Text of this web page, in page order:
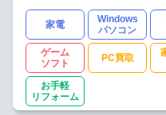
家電
Windows
パソコン
ゲーム
ソフト
PC買取
お手軽
リフォーム